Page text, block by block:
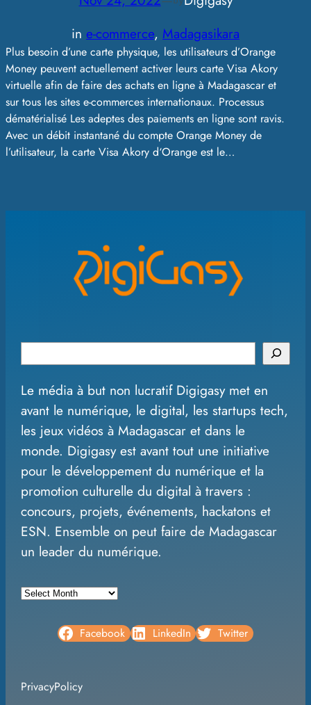
in e-commerce, Madagasikara
Plus besoin d’une carte physique, les utilisateurs d’Orange
Money peuvent actuellement activer leurs carte Visa Akory
virtuelle afin de faire des achats en ligne à Madagascar et
sur tous les sites e-commerces internationaux. Processus
dématérialisé Les adeptes des paiements en ligne sont ravis.
Avec un débit instantané du compte Orange Money de
l’utilisateur, la carte Visa Akory d‘Orange est le…
e
a
r
c
h
Le média à but non lucratif Digigasy met en
avant le numérique, le digital, les startups tech,
les jeux vidéos à Madagascar et dans le
monde. Digigasy est avant tout une initiative
pour le développement du numérique et la
promotion culturelle du digital à travers :
concours, projets, événements, hackatons et
ESN. Ensemble on peut faire de Madagascar
un leader du numérique.
A
v
Facebook LinkedIn Twitter
PrivacyPolicy